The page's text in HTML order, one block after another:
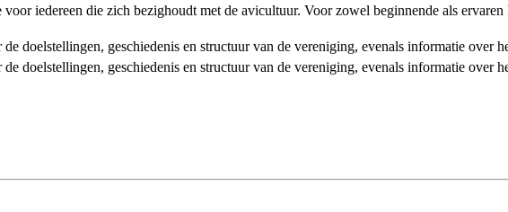
iedereen die zich bezighoudt met de avicultuur. Voor zowel beginnende als
doelstellingen, geschiedenis en structuur van de vereniging, evenals informatie over
doelstellingen, geschiedenis en structuur van de vereniging, evenals informatie over